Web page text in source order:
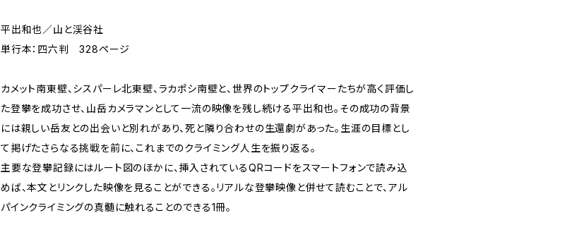
平出和也／山と渓谷社
単行本：四六判 328ページ
カメット南東壁、シスパーレ北東壁、ラカポシ南壁と、世界のトップクライマーたちが高く評価し
た登攀を成功させ、山岳カメラマンとして一流の映像を残し続ける平出和也。その成功の背景
には親しい岳友との出会いと別れがあり、死と隣り合わせの生還劇があった。生涯の目標とし
て掲げたさらなる挑戦を前に、これまでのクライミング人生を振り返る。
主要な登攀記録にはルート図のほかに、挿入されているQRコードをスマートフォンで読み込
めば、本文とリンクした映像を見ることができる。リアルな登攀映像と併せて読むことで、アル
パインクライミングの真髄に触れることのできる1冊。